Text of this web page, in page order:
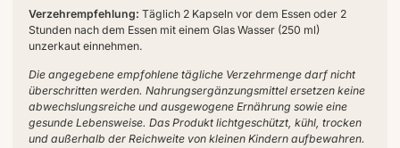
Verzehrempfehlung: Täglich 2 Kapseln vor dem Essen oder 2
Stunden nach dem Essen mit einem Glas Wasser (250 ml)
unzerkaut einnehmen.
Die angegebene empfohlene tägliche Verzehrmenge darf nicht
überschritten werden. Nahrungsergänzungsmittel ersetzen keine
abwechslungsreiche und ausgewogene Ernährung sowie eine
gesunde Lebensweise. Das Produkt lichtgeschützt, kühl, trocken
und außerhalb der Reichweite von kleinen Kindern aufbewahren.